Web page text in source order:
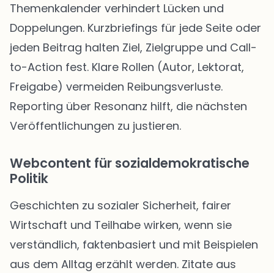
Themenkalender verhindert Lücken und
Doppelungen. Kurzbriefings für jede Seite oder
jeden Beitrag halten Ziel, Zielgruppe und Call-
to-Action fest. Klare Rollen (Autor, Lektorat,
Freigabe) vermeiden Reibungsverluste.
Reporting über Resonanz hilft, die nächsten
Veröffentlichungen zu justieren.
Webcontent für sozialdemokratische
Politik
Geschichten zu sozialer Sicherheit, fairer
Wirtschaft und Teilhabe wirken, wenn sie
verständlich, faktenbasiert und mit Beispielen
aus dem Alltag erzählt werden. Zitate aus